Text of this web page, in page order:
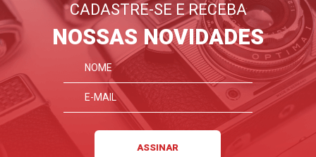
CADASTRE-SE E RECEBA
NOSSAS NOVIDADES